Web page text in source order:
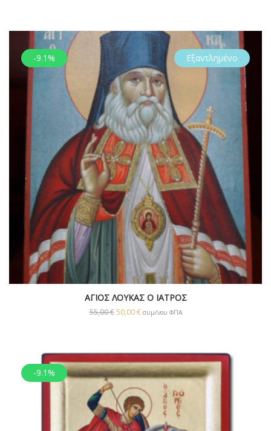
-9.1% Εξαντλημένο
ΑΓΙΟΣ ΛΟΥΚΑΣ Ο ΙΑΤΡΟΣ
55,00€ 50,00€ συμ/νου ΦΠΑ
-9.1%